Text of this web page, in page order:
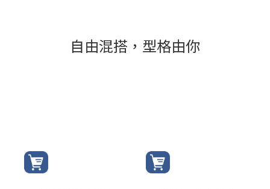
自由混搭，型格由你